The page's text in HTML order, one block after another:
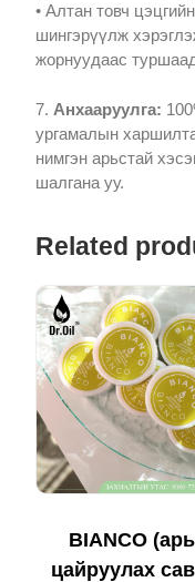
• Алтан товч
шингэрүүлж
жорнуудаас
7. Анхааруулга:
ургамалын
нимгэн арьстай
шалгана уу.
Related
BIANCO
цайруулах